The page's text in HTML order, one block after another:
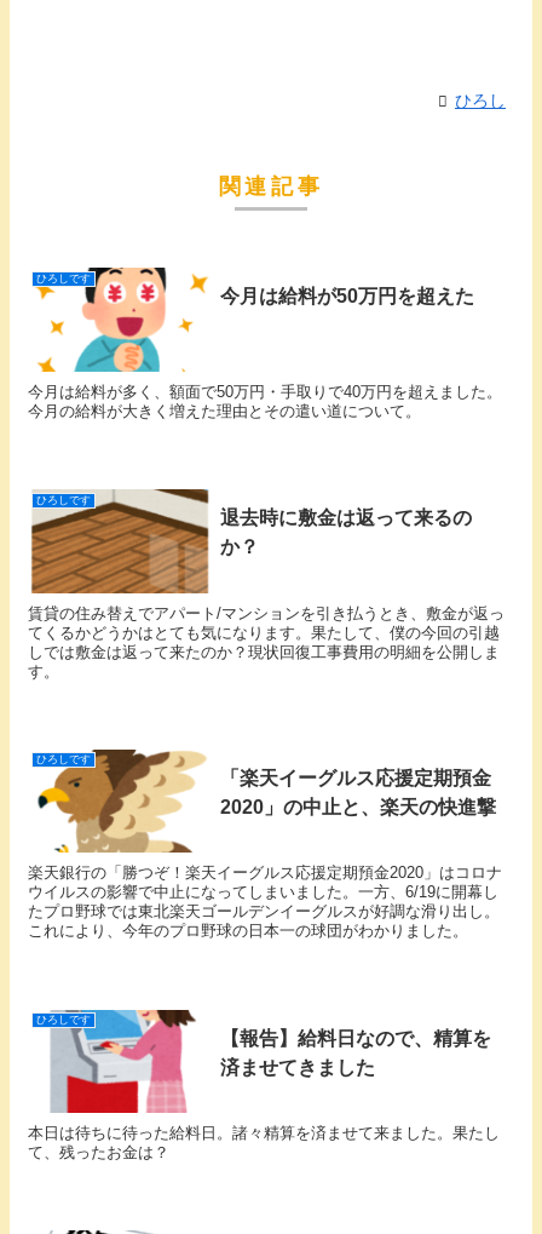
ひろし
関連記事
ひろしです
今月は給料が50万円を超えた
今月は給料が多く、額面で50万円・手取りで40万円を超えました。
今月の給料が大きく増えた理由とその遣い道について。
ひろしです
退去時に敷金は返って来るの
か？
賃貸の住み替えでアパート/マンションを引き払うとき、敷金が返っ
てくるかどうかはとても気になります。果たして、僕の今回の引越
しでは敷金は返って来たのか？現状回復工事費用の明細を公開しま
す。
ひろしです
「楽天イーグルス応援定期預金
2020」の中止と、楽天の快進撃
楽天銀行の「勝つぞ！楽天イーグルス応援定期預金2020」はコロナ
ウイルスの影響で中止になってしまいました。一方、6/19に開幕し
たプロ野球では東北楽天ゴールデンイーグルスが好調な滑り出し。
これにより、今年のプロ野球の日本一の球団がわかりました。
ひろしです
【報告】給料日なので、精算を
済ませてきました
本日は待ちに待った給料日。諸々精算を済ませて来ました。果たし
て、残ったお金は？